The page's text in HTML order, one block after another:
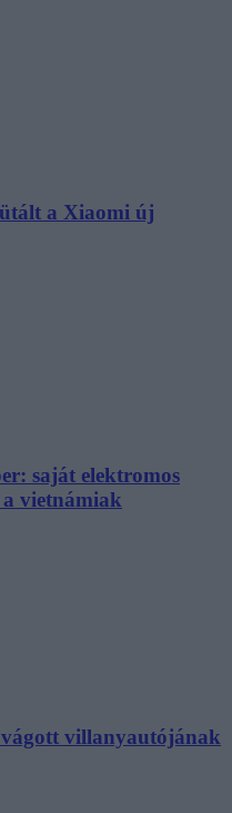
a Xiaomi új
saját elektromos
vietnámiak
villanyautójának